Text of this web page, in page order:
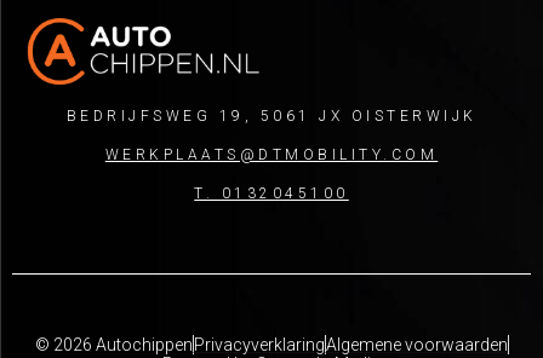
BEDRIJFSWEG 19, 5061 JX OISTERWIJK
WERKPLAATS@DTMOBILITY.COM
T. 0132045100
© 2026 AutochippenPrivacyverklaringAlgemene voorwaarden